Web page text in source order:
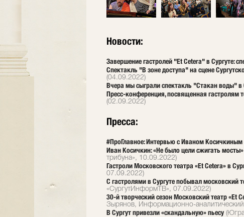
Новости:
Завершение гастролей "Et Cetera" в Сургуте:
Спектакль "В зоне доступа" на сцене
(04.09.2022)
Вчера мы сыграли спектакль "Стакан воды" в
Пресс-конференция, посвященная гастролям
(02.09.2022)
Пресса:
#ПроГлавное: Интервью с Иваном Косичкиным
Иван Косичкин: «Не было цели сжигать мосты»
трибуна», 10.09.2022)
Гастроли Московского театра «Et Cetera» в
07.09.2022)
С гастролями в Сургуте побывал московский
«СургутИнформТВ», 07.09.2022)
30-й творческий сезон Московский театр «Et
Зырянов, Информационно-
В Сургут привезли «скандальную» пьесу